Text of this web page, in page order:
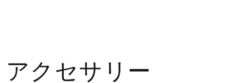
アクセサリー